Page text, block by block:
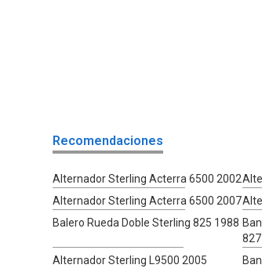
Recomendaciones
Alternador Sterling Acterra 6500 2002
Alternador Sterling Acterra 6500 2007
Balero Rueda Doble Sterling 825 1988
Alternador Sterling L9500 2005